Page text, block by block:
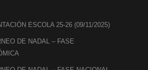
ESCOLA 25-26 (09/11/2025)
DE NADAL – FASE